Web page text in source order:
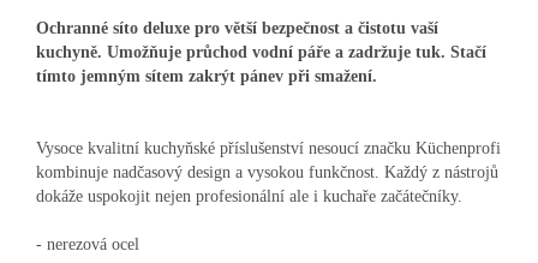
Ochranné síto deluxe pro větší bezpečnost a čistotu vaší
kuchyně. Umožňuje průchod vodní páře a zadržuje tuk. Stačí
tímto jemným sítem zakrýt pánev při smažení.
Vysoce kvalitní kuchyňské příslušenství nesoucí značku Küchenprofi
kombinuje nadčasový design a vysokou funkčnost. Každý z nástrojů
dokáže uspokojit nejen profesionální ale i kuchaře začátečníky.
- nerezová ocel